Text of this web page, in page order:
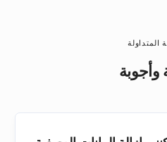
المتداولة
وأجوبة